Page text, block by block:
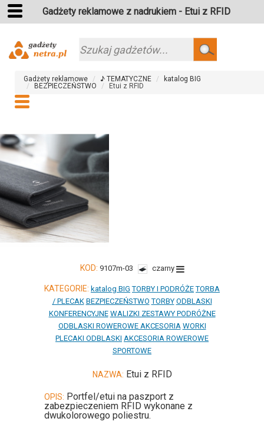
Gadżety reklamowe z nadrukiem - Etui z RFID
Szukaj
Gadżety reklamowe ♪ TEMATYCZNE
katalog BIG
BEZPIECZEŃSTWO
Etui z RFID
KOD: 9107m-03 czarny
KATEGORIE: katalog BIG TORBY I PODRÓŻE TORBA
/ PLECAK BEZPIECZEŃSTWO TORBY ODBLASKI
KONFERENCYJNE WALIZKI ZESTAWY PODRÓŻNE
ODBLASKI ROWEROWE AKCESORIA WORKI
PLECAKI ODBLASKI AKCESORIA ROWEROWE
SPORTOWE
NAZWA: Etui z RFID
OPIS: Portfel/etui na paszport z
zabezpieczeniem RFID wykonane z
dwukolorowego poliestru.